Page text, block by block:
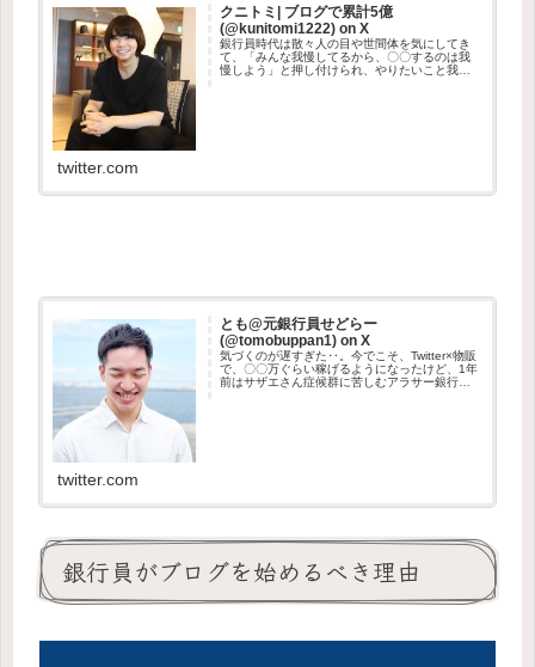
クニトミ| ブログで累計5億
(@kunitomi1222) on X
銀行員時代は散々人の目や世間体を気にしてき
て、「みんな我慢してるから、〇〇するのは我
慢しよう」と押し付けられ、やりたいこと我慢
twitter.com
とも@元銀行員せどらー
(@tomobuppan1) on X
気づくのが遅すぎた‥。今でこそ、Twitter×物販
で、〇〇万ぐらい稼げるようになったけど、1年
前はサザエさん症候群に苦しむアラサー銀行
twitter.com
銀行員がブログを始めるべき理由